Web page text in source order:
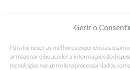
Gerir o
Para fornecer as melhores experiências,
armazenar e/ou aceder a informações do
tecnologias nos permitirá processar dados,
Facebook
Instagram